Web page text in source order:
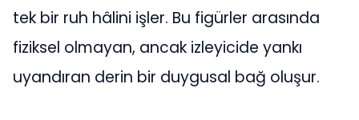
tek bir ruh hâlini işler. Bu figürler arasında
fiziksel olmayan, ancak izleyicide yankı
uyandıran derin bir duygusal bağ oluşur.